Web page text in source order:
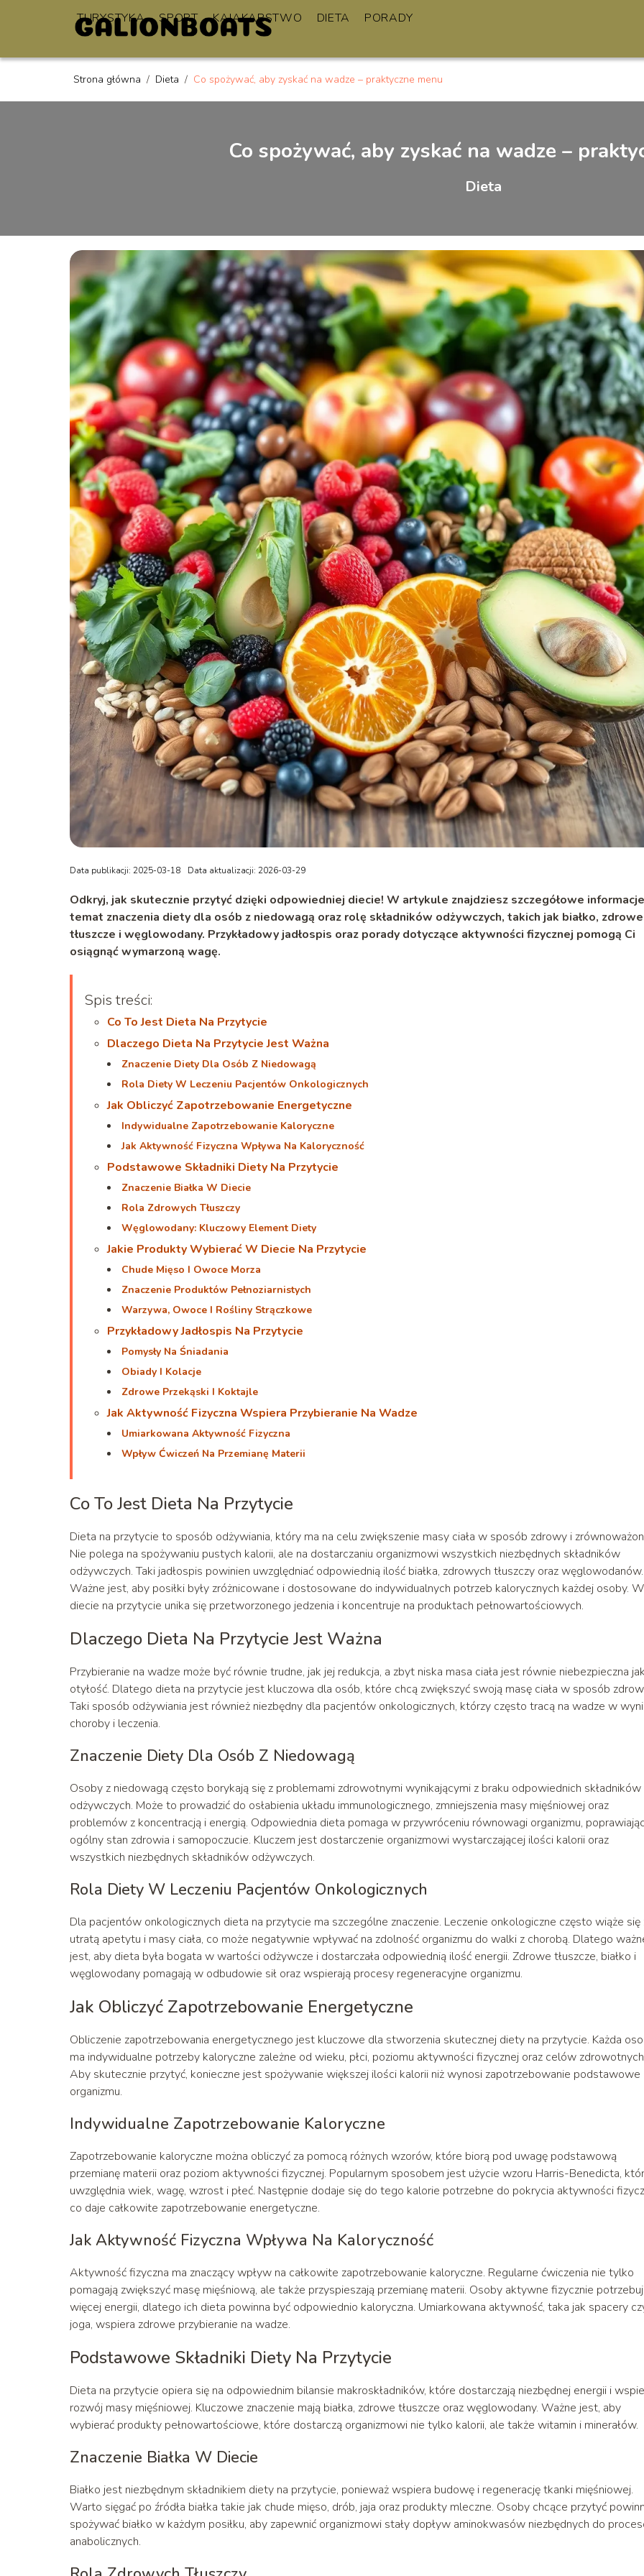
TURYSTYKA SPORT KAJAKARSTWO DIETA PORADY
Strona główna / Dieta / Co spożywać, aby zyskać na wadze – praktyczne menu
Co spożywać, aby zyskać na wadze –
Dieta
Data publikacji: 2025-03-18 Data aktualizacji: 2026-03-29
Odkryj, jak skutecznie przytyć dzięki odpowiedniej diecie! W artykule znajdziesz szczegółowe
temat znaczenia diety dla osób z niedowagą oraz rolę składników odżywczych, takich jak białko, zdrowe
tłuszcze i węglowodany. Przykładowy jadłospis oraz porady dotyczące aktywności fizycznej pomogą Ci
osiągnąć wymarzoną wagę.
Spis treści:
Co To Jest Dieta Na Przytycie
Dlaczego Dieta Na Przytycie Jest Ważna
Znaczenie Diety Dla Osób Z Niedowagą
Rola Diety W Leczeniu Pacjentów Onkologicznych
Jak Obliczyć Zapotrzebowanie Energetyczne
Indywidualne Zapotrzebowanie Kaloryczne
Jak Aktywność Fizyczna Wpływa Na Kaloryczność
Podstawowe Składniki Diety Na Przytycie
Znaczenie Białka W Diecie
Rola Zdrowych Tłuszczy
Węglowodany: Kluczowy Element Diety
Jakie Produkty Wybierać W Diecie Na Przytycie
Chude Mięso I Owoce Morza
Znaczenie Produktów Pełnoziarnistych
Warzywa, Owoce I Rośliny Strączkowe
Przykładowy Jadłospis Na Przytycie
Pomysły Na Śniadania
Obiady I Kolacje
Zdrowe Przekąski I Koktajle
Jak Aktywność Fizyczna Wspiera Przybieranie Na Wadze
Umiarkowana Aktywność Fizyczna
Wpływ Ćwiczeń Na Przemianę Materii
Co To Jest Dieta Na Przytycie
Dieta na przytycie to sposób odżywiania, który ma na celu zwiększenie masy ciała w sposób zdrowy i
Nie polega na spożywaniu pustych kalorii, ale na dostarczaniu organizmowi wszystkich niezbędnych składników
odżywczych. Taki jadłospis powinien uwzględniać odpowiednią ilość białka, zdrowych tłuszczy oraz węglowodanów.
Ważne jest, aby posiłki były zróżnicowane i dostosowane do indywidualnych potrzeb kalorycznych każdej osoby. W
diecie na przytycie unika się przetworzonego jedzenia i koncentruje na produktach pełnowartościowych.
Dlaczego Dieta Na Przytycie Jest Ważna
Przybieranie na wadze może być równie trudne, jak jej redukcja, a zbyt niska masa ciała jest równie niebezpieczna
otyłość. Dlatego dieta na przytycie jest kluczowa dla osób, które chcą zwiększyć swoją masę ciała w sposób
Taki sposób odżywiania jest również niezbędny dla pacjentów onkologicznych, którzy często tracą na wadze w
choroby i leczenia.
Znaczenie Diety Dla Osób Z Niedowagą
Osoby z niedowagą często borykają się z problemami zdrowotnymi wynikającymi z braku odpowiednich składników
odżywczych. Może to prowadzić do osłabienia układu immunologicznego, zmniejszenia masy mięśniowej oraz
problemów z koncentracją i energią. Odpowiednia dieta pomaga w przywróceniu równowagi organizmu,
ogólny stan zdrowia i samopoczucie. Kluczem jest dostarczenie organizmowi wystarczającej ilości kalorii oraz
wszystkich niezbędnych składników odżywczych.
Rola Diety W Leczeniu Pacjentów Onkologicznych
Dla pacjentów onkologicznych dieta na przytycie ma szczególne znaczenie. Leczenie onkologiczne często wiąże się
utratą apetytu i masy ciała, co może negatywnie wpływać na zdolność organizmu do walki z chorobą. Dlatego
jest, aby dieta była bogata w wartości odżywcze i dostarczała odpowiednią ilość energii. Zdrowe tłuszcze, białko i
węglowodany pomagają w odbudowie sił oraz wspierają procesy regeneracyjne organizmu.
Jak Obliczyć Zapotrzebowanie Energetyczne
Obliczenie zapotrzebowania energetycznego jest kluczowe dla stworzenia skutecznej diety na przytycie. Każda
ma indywidualne potrzeby kaloryczne zależne od wieku, płci, poziomu aktywności fizycznej oraz celów
Aby skutecznie przytyć, konieczne jest spożywanie większej ilości kalorii niż wynosi zapotrzebowanie podstawowe
organizmu.
Indywidualne Zapotrzebowanie Kaloryczne
Zapotrzebowanie kaloryczne można obliczyć za pomocą różnych wzorów, które biorą pod uwagę podstawową
przemianę materii oraz poziom aktywności fizycznej. Popularnym sposobem jest użycie wzoru Harris-Benedicta,
uwzględnia wiek, wagę, wzrost i płeć. Następnie dodaje się do tego kalorie potrzebne do pokrycia aktywności
co daje całkowite zapotrzebowanie energetyczne.
Jak Aktywność Fizyczna Wpływa Na Kaloryczność
Aktywność fizyczna ma znaczący wpływ na całkowite zapotrzebowanie kaloryczne. Regularne ćwiczenia nie tylko
pomagają zwiększyć masę mięśniową, ale także przyspieszają przemianę materii. Osoby aktywne fizycznie
więcej energii, dlatego ich dieta powinna być odpowiednio kaloryczna. Umiarkowana aktywność, taka jak spacery
joga, wspiera zdrowe przybieranie na wadze.
Podstawowe Składniki Diety Na Przytycie
Dieta na przytycie opiera się na odpowiednim bilansie makroskładników, które dostarczają niezbędnej energii i
rozwój masy mięśniowej. Kluczowe znaczenie mają białka, zdrowe tłuszcze oraz węglowodany. Ważne jest, aby
wybierać produkty pełnowartościowe, które dostarczą organizmowi nie tylko kalorii, ale także witamin i minerałów.
Znaczenie Białka W Diecie
Białko jest niezbędnym składnikiem diety na przytycie, ponieważ wspiera budowę i regenerację tkanki mięśniowej.
Warto sięgać po źródła białka takie jak chude mięso, drób, jaja oraz produkty mleczne. Osoby chcące przytyć
spożywać białko w każdym posiłku, aby zapewnić organizmowi stały dopływ aminokwasów niezbędnych do
anabolicznych.